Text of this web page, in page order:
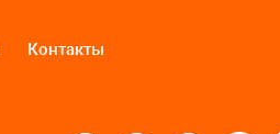
Контакты